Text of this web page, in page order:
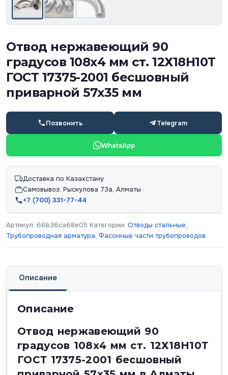
Отвод нержавеющий 90
градусов 108х4 мм ст. 12Х18Н10Т
ГОСТ 17375-2001 бесшовный
приварной 57х35 мм
Позвонить Telegram
WhatsApp
Доставка по Казахстану
Самовывоз: Рыскулова 73а, Алматы
+7 (700) 331-77-44
Артикул: 66b36ca68e05 Категории: Отводы стальные,
Трубопроводная арматура, Фасонные части трубопроводов
Описание
Описание
Отвод нержавеющий 90
градусов 108х4 мм ст. 12Х18Н10Т
ГОСТ 17375-2001 бесшовный